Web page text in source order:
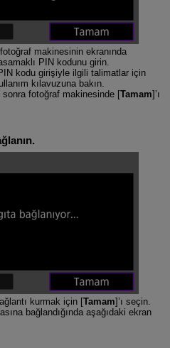
makinesinin ekranında
PIN kodunu girin.
kodu girişiyle ilgili talimatlar için
kılavuzuna bakın.
fotoğraf makinesinde [Tamam]’ı
kurmak için [Tamam]’ı seçin.
bağlandığında aşağıdaki ekran